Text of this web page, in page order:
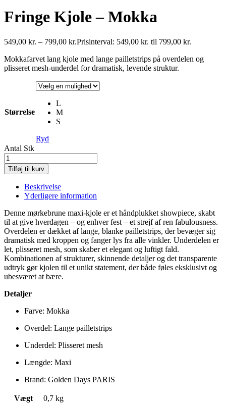
Fringe Kjole – Mokka
549,00 kr. – 799,00 kr.Prisinterval: 549,00 kr. til 799,00 kr.
Mokkafarvet lang kjole med lange pailletstrips på overdelen og
plisseret mesh-underdel for dramatisk, levende struktur.
Størrelse
L
M
S
Ryd
Antal Stk
Tilføj til kurv
Beskrivelse
Yderligere information
Denne mørkebrune maxi-kjole er et håndplukket showpiece, skabt
til at give hverdagen – og enhver fest – et strejf af ren fabulousness.
Overdelen er dækket af lange, blanke pailletstrips, der bevæger sig
dramatisk med kroppen og fanger lys fra alle vinkler. Underdelen er
let, plisseret mesh, som skaber et elegant og luftigt fald.
Kombinationen af strukturer, skinnende detaljer og det transparente
udtryk gør kjolen til et unikt statement, der både føles eksklusivt og
ubesværet at bære.
Detaljer
Farve: Mokka
Overdel: Lange pailletstrips
Underdel: Plisseret mesh
Længde: Maxi
Brand: Golden Days PARIS
Vægt 0,7 kg